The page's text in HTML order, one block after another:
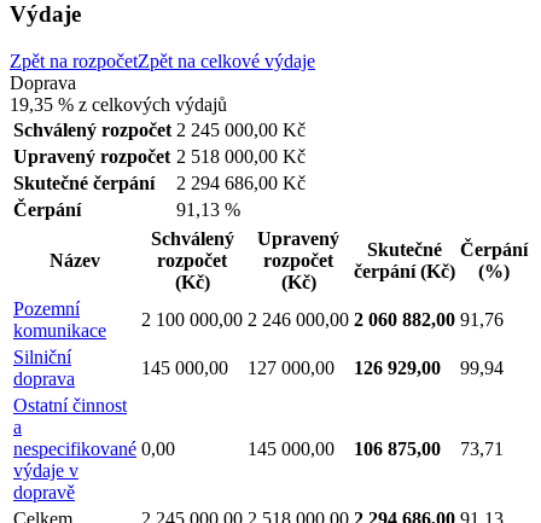
Výdaje
Zpět na rozpočetZpět na celkové výdaje
Doprava
19,35 % z celkových výdajů
Schválený rozpočet 2 245 000,00 Kč
Upravený rozpočet 2 518 000,00 Kč
Skutečné čerpání
2 294 686,00 Kč
Čerpání
91,13 %
Název
Schválený
rozpočet
(Kč)
Upravený
rozpočet
(Kč)
Skutečné
čerpání(Kč)
Čerpání
(%)
Pozemní
komunikace
2 100 000,00 2 246 000,00 2 060 882,00 91,76
Silniční
doprava
145 000,00 127 000,00 126 929,00
99,94
Ostatní činnost
a
nespecifikované
výdaje v
dopravě
0,00 145 000,00 106 875,00 73,71